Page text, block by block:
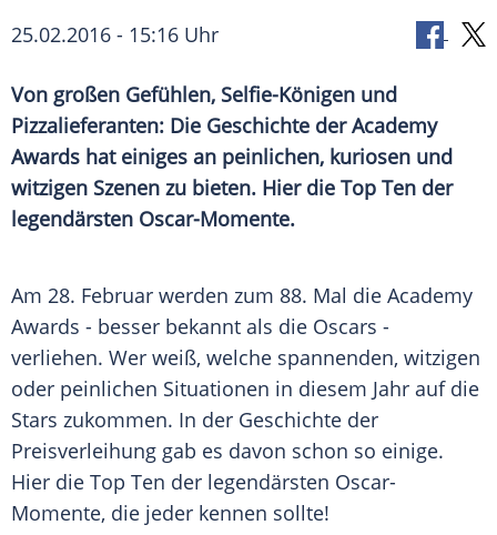
25.02.2016 - 15:16 Uhr
Von großen Gefühlen, Selfie-Königen und
Pizzalieferanten: Die Geschichte der Academy
Awards hat einiges an peinlichen, kuriosen und
witzigen Szenen zu bieten. Hier die Top Ten der
legendärsten Oscar-Momente.
Am 28. Februar werden zum 88. Mal die Academy
Awards - besser bekannt als die Oscars -
verliehen. Wer weiß, welche spannenden, witzigen
oder peinlichen Situationen in diesem Jahr auf die
Stars zukommen. In der Geschichte der
Preisverleihung gab es davon schon so einige.
Hier die Top Ten der legendärsten Oscar-
Momente, die jeder kennen sollte!